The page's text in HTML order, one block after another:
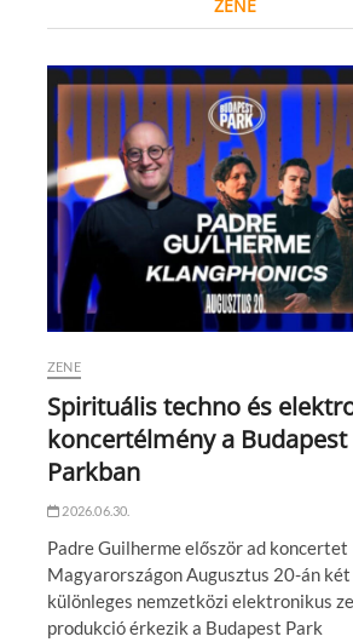
ZENE
ZENE
Spirituális techno és
koncertélmény a Budapest
Parkban
2026.06.30.
Padre Guilherme először ad koncertet
Magyarországon Augusztus 20-án két
különleges nemzetközi elektronikus
produkció érkezik a Budapest Park